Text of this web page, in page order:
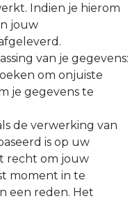
Indien je hierom
jouw
van je gegevens:
om onjuiste
je gegevens te
de verwerking van
is op uw
recht om jouw
moment in te
een reden. Het